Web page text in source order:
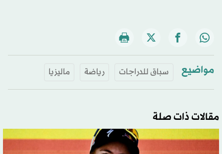
مواضيع سباق للدراجات رياضة ماليزيا
مقالات ذات صلة